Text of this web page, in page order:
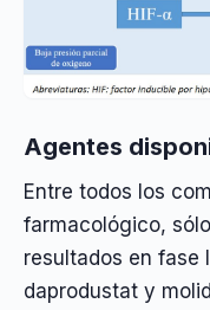
Agentes
Entre todos los
farmacológico,
resultados en fase
daprodustat y